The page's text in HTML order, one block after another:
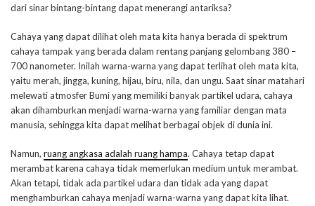
dari sinar bintang-bintang dapat menerangi antariksa?
Cahaya yang dapat dilihat oleh mata kita hanya berada di spektrum
cahaya tampak yang berada dalam rentang panjang gelombang 380 –
700 nanometer. Inilah warna-warna yang dapat terlihat oleh mata kita,
yaitu merah, jingga, kuning, hijau, biru, nila, dan ungu. Saat sinar matahari
melewati atmosfer Bumi yang memiliki banyak partikel udara, cahaya
akan dihamburkan menjadi warna-warna yang familiar dengan mata
manusia, sehingga kita dapat melihat berbagai objek di dunia ini.
Namun, ruang angkasa adalah ruang hampa. Cahaya tetap dapat
merambat karena cahaya tidak memerlukan medium untuk merambat.
Akan tetapi, tidak ada partikel udara dan tidak ada yang dapat
menghamburkan cahaya menjadi warna-warna yang dapat kita lihat.